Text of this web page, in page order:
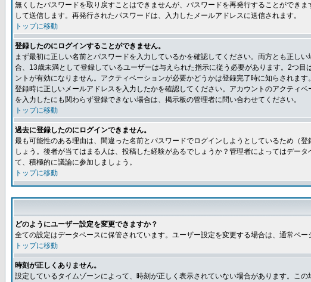
無くしたパスワードを取り戻すことはできませんが、パスワードを再発行することができ
して送信します。再発行されたパスワードは、入力したメールアドレスに送信されます。
トップに移動
登録したのにログインすることができません。
まず最初に正しい名前とパスワードを入力しているかを確認してください。両方とも正し
合、13歳未満として登録しているユーザーは与えられた指示に従う必要があります。2つ
ントが有効になりません。アクティベーションが必要かどうかは登録完了時に知らされま
登録時に正しいメールアドレスを入力したかを確認してください。アカウントのアクティ
を入力したにも関わらず登録できない場合は、掲示板の管理者に問い合わせてください。
トップに移動
過去に登録したのにログインできません。
最も可能性のある理由は、間違った名前とパスワードでログインしようとしているため（
しょう。後者が当てはまる人は、投稿した経験があるでしょうか？管理者によってはデー
て、積極的に議論に参加しましょう。
トップに移動
どのようにユーザー設定を変更できますか？
全ての設定はデータベースに保管されています。ユーザー設定を変更する場合は、通常ペ
トップに移動
時刻が正しくありません。
設定しているタイムゾーンによって、時刻が正しく表示されていない場合があります。こ